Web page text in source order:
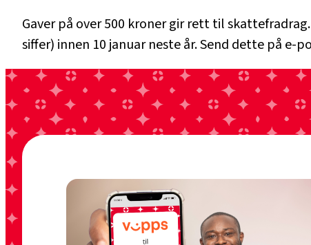
Gaver på over 500 kroner gir rett til
siffer) innen 10 januar neste år. Send dette på e-